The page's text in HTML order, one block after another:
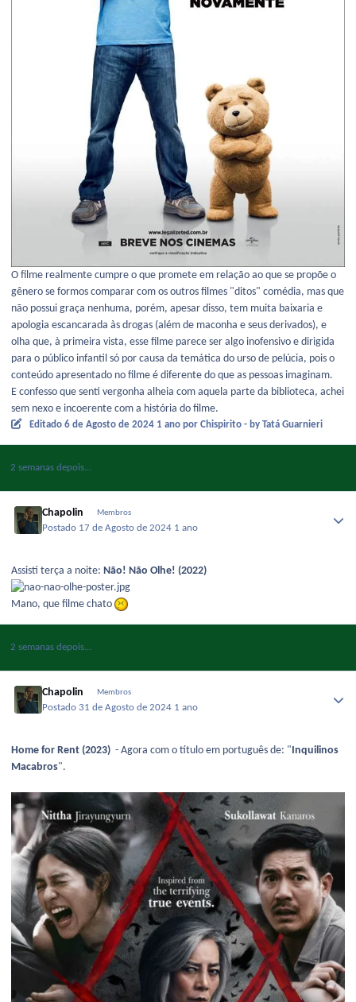
O filme realmente cumpre o que promete em relação ao que se propõe o
gênero se formos comparar com os outros filmes "ditos" comédia, mas que
não possui graça nenhuma, porém, apesar disso, tem muita baixaria e
apologia escancarada às drogas (além de maconha e seus derivados), e
olha que, à primeira vista, esse filme parece ser algo inofensivo e dirigida
para o público infantil só por causa da temática do urso de pelúcia, pois o
conteúdo apresentado no filme é diferente do que as pessoas imaginam.
E confesso que senti vergonha alheia com aquela parte da biblioteca, achei
sem nexo e incoerente com a história do filme.
Editado 6 de Agosto de 2024 1 ano por Chispirito - by Tatá Guarnieri
2 semanas depois...
Chapolin Membros
Postado 17 de Agosto de 2024 1 ano
Assisti terça a noite: Não! Não Olhe! (2022)
Mano, que filme chato
2 semanas depois...
Chapolin Membros
Postado 31 de Agosto de 2024 1 ano
Home for Rent (2023) - Agora com o título em português de: "Inquilinos
Macabros".